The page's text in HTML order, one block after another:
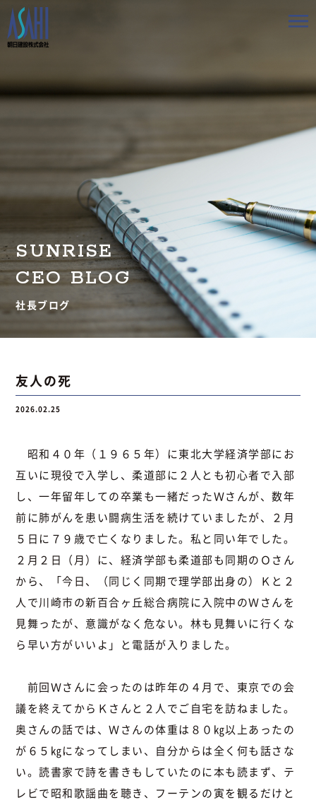
私たちの想いと強み
会社情報
お知らせ
お問い合わせ
SUNRISE
CEO BLOG
社長ブログ
友人の死
2026.02.25
昭和４０年（１９６５年）に東北大学経済学部にお
互いに現役で入学し、柔道部に２人とも初心者で入部
し、一年留年しての卒業も一緒だったＷさんが、数年
前に肺がんを患い闘病生活を続けていましたが、２月
５日に７９歳で亡くなりました。私と同い年でした。
２月２日（月）に、経済学部も柔道部も同期のＯさん
から、「今日、（同じく同期で理学部出身の）Ｋと２
人で川崎市の新百合ヶ丘総合病院に入院中のＷさんを
見舞ったが、意識がなく危ない。林も見舞いに行くな
ら早い方がいいよ」と電話が入りました。
前回Ｗさんに会ったのは昨年の４月で、東京での会
議を終えてからＫさんと２人でご自宅を訪ねました。
奥さんの話では、Ｗさんの体重は８０㎏以上あったの
が６５㎏になってしまい、自分からは全く何も話さな
い。読書家で詩を書きもしていたのに本も読まず、テ
レビで昭和歌謡曲を聴き、フーテンの寅を観るだけと